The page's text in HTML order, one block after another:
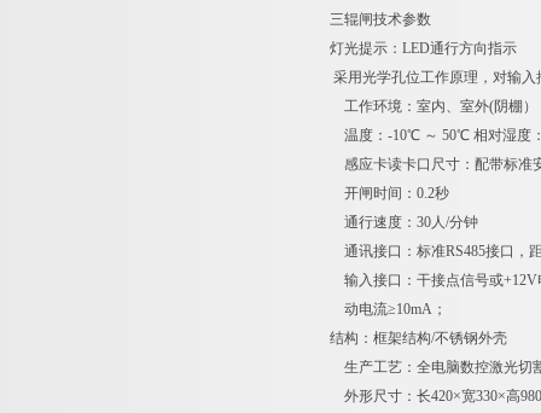
三辊闸技
灯光提示：LED通行方向指示
采用光学孔位工作原理，对输
工作环境：室内、室外(阴棚）
温度：-10℃ ～ 50℃ 相对湿度
感应卡读卡口尺寸：配带标准
开闸时间：0.2秒
通行速度：30人/分钟
通讯接口：标准RS485接口，
输入接口：干接点信号或+12V
动电流≥10mA；
结构：框架结构/不锈钢外壳
生产工艺：全电脑数控激光切
外形尺寸：长420×宽330×高